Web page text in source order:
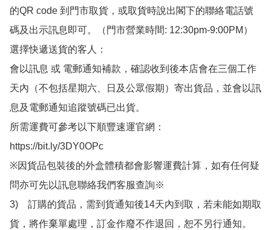
的QR code 到門市取貨，或取貨時說出閣下的聯絡電話號
碼及出示訊息即可。（門市營業時間: 12:30pm-9:00PM）
選擇快遞送貨的客人：
會以訊息 或 電郵通知補款，確認收到後本店會在三個工作
天內（不包括星期六、日及公眾假期）寄出貨品，並會以訊
息及電郵通知追蹤號碼已出貨。
所需運費可參考以下順豐速運官網：
https://bit.ly/3DY0OPc
※因貨品包裝後的外盒體積都會影響運費計算，如有任何疑
問亦可先以訊息聯絡我們客服查詢※
3)　訂購的貨品，需到貨通知後14天內到取，若未能如期取
貨，將作棄單處理，訂金作廢不作退回，恕不另行通知。